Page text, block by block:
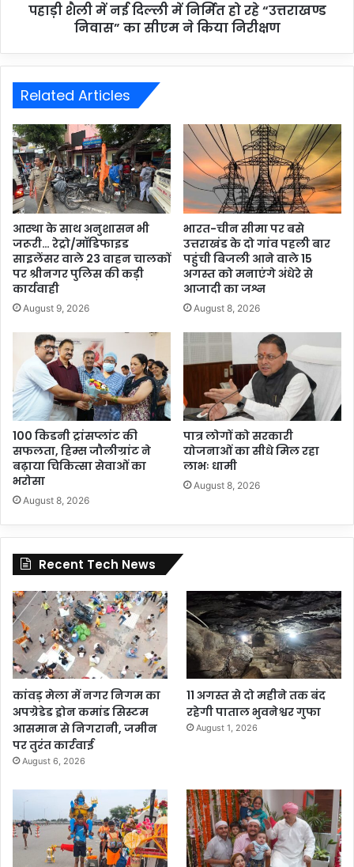
पहाड़ी शैली में नई दिल्ली में निर्मित हो रहे “उत्तराखण्ड
निवास” का सीएम ने किया निरीक्षण
Related Articles
आस्था के साथ अनुशासन भी
जरूरी… रेट्रो/मॉडिफाइड
साइलेंसर वाले 23 वाहन चालकों
पर श्रीनगर पुलिस की कड़ी
कार्यवाही
August 9, 2026
भारत-चीन सीमा पर बसे
उत्तराखंड के दो गांव पहली बार
पहुंची बिजली आने वाले 15
अगस्त को मनाएंगे अंधेरे से
आजादी का जश्न
August 8, 2026
100 किडनी ट्रांसप्लांट की
सफलता, हिम्स जौलीग्रांट ने
बढ़ाया चिकित्सा सेवाओं का
भरोसा
August 8, 2026
पात्र लोगों को सरकारी
योजनाओं का सीधे मिल रहा
लाभः धामी
August 8, 2026
Recent Tech News
कांवड़ मेला में नगर निगम का
अपग्रेडेड ड्रोन कमांड सिस्टम
आसमान से निगरानी, जमीन
पर तुरंत कार्रवाई
August 6, 2026
11 अगस्त से दो महीने तक बंद
रहेगी पाताल भुवनेश्वर गुफा
August 1, 2026